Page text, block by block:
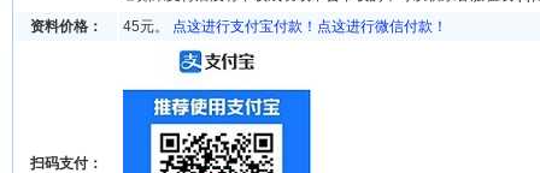
资料价格：
45元。 点这进行支付宝付款！ 点这进行微信付款！
扫码支付：